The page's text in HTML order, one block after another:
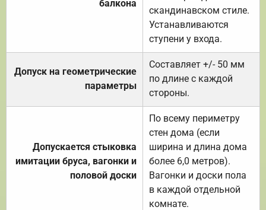
балкона
скандинавском стиле.
Устанавливаются
ступени у входа.
Допуск на геометрические
параметры
Составляет +/- 50 мм
по длине с каждой
стороны.
Допускается стыковка
имитации бруса, вагонки и
половой доски
По всему периметру
стен дома (если
ширина и длина дома
более 6,0 метров).
Вагонки и доски пола
в каждой отдельной
комнате.